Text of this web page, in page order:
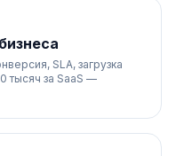
SLA, загрузка
тысяч за SaaS —